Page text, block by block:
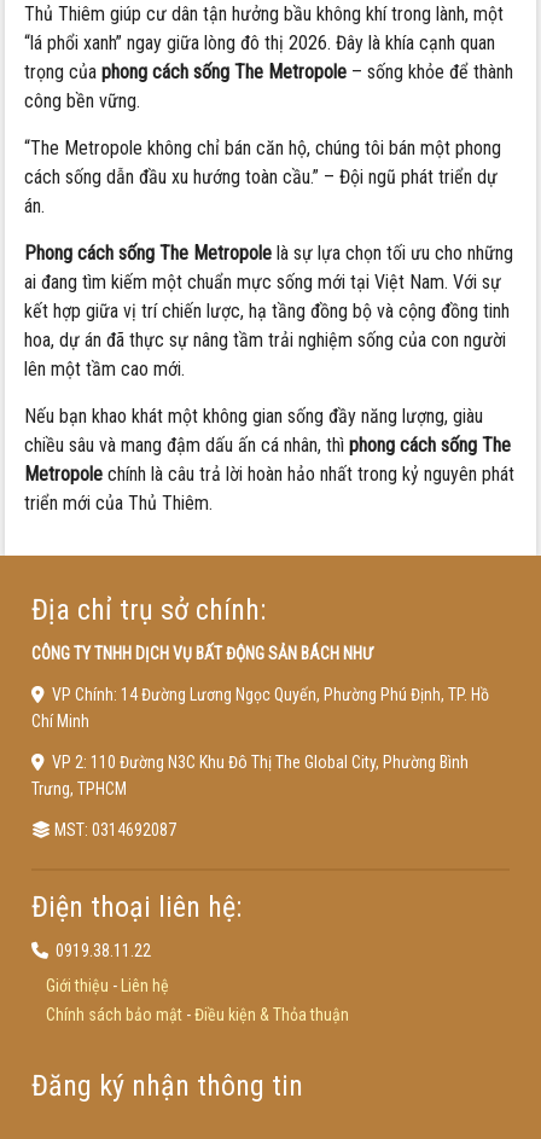
Thủ Thiêm giúp cư dân tận hưởng bầu không khí trong lành, một
“lá phổi xanh” ngay giữa lòng đô thị 2026. Đây là khía cạnh quan
trọng củaphong cách sống The Metropole – sống khỏe để thành
công bền vững.
“The Metropole không chỉ bán căn hộ, chúng tôi bán một phong
cách sống dẫn đầu xu hướng toàn cầu.” – Đội ngũ phát triển dự
án.
Phong cách sống The Metropole là sự lựa chọn tối ưu cho những
ai đang tìm kiếm một chuẩn mực sống mới tại Việt Nam. Với sự
kết hợp giữa vị trí chiến lược, hạ tầng đồng bộ và cộng đồng tinh
hoa, dự án đã thực sự nâng tầm trải nghiệm sống của con người
lên một tầm cao mới.
Nếu bạn khao khát một không gian sống đầy năng lượng, giàu
chiều sâu và mang đậm dấu ấn cá nhân, thìphong cách sống The
Metropole chính là câu trả lời hoàn hảo nhất trong kỷ nguyên phát
triển mới của Thủ Thiêm.
Địa chỉ trụ sở chính:
CÔNG TY TNHH DỊCH VỤ BẤT ĐỘNG SẢN BÁCH NHƯ
VP Chính: 14 Đường Lương Ngọc Quyến, Phường Phú Định, TP. Hồ
Chí Minh
VP 2: 110 Đường N3C Khu Đô Thị The Global City, Phường Bình
Trưng, TPHCM
MST: 0314692087
Điện thoại liên hệ:
0919.38.11.22
Giới thiệu -
Liên hệ
Chính sách bảo mật-Điều kiện & Thỏa thuận
Đăng ký nhận thông tin